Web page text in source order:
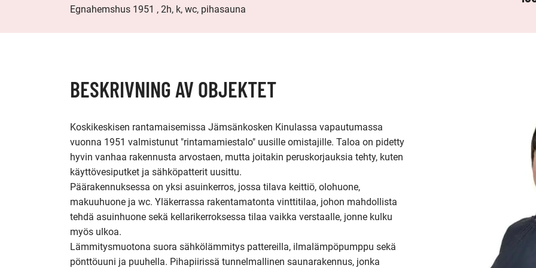
Egnahemshus 1951 , 2h, k, wc, pihasauna
BESKRIVNING AV OBJEKTET
Koskikeskisen rantamaisemissa Jämsänkosken Kinulassa vapautumassa
vuonna 1951 valmistunut "rintamamiestalo" uusille omistajille. Taloa on pidetty
hyvin vanhaa rakennusta arvostaen, mutta joitakin peruskorjauksia tehty, kuten
käyttövesiputket ja sähköpatterit uusittu.
Päärakennuksessa on yksi asuinkerros, jossa tilava keittiö, olohuone,
makuuhuone ja wc. Yläkerrassa rakentamatonta vinttitilaa, johon mahdollista
tehdä asuinhuone sekä kellarikerroksessa tilaa vaikka verstaalle, jonne kulku
myös ulkoa.
Lämmitysmuotona suora sähkölämmitys pattereilla, ilmalämpöpumppu sekä
pönttöuuni ja puuhella. Pihapiirissä tunnelmallinen saunarakennus, jonka